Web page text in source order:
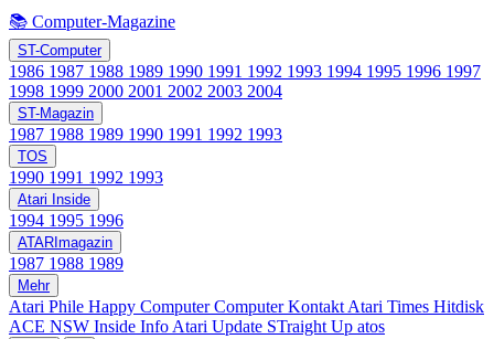
📚 Computer-Magazine
ST-Computer
1986 1987 1988 1989 1990 1991 1992 1993 1994 1995 1996 1997
1998 1999 2000 2001 2002 2003 2004
ST-Magazin
1987 1988 1989 1990 1991 1992 1993
TOS
1990 1991 1992 1993
Atari Inside
1994 1995 1996
ATARImagazin
1987 1988 1989
Mehr
Atari Phile Happy ComputerComputer Kontakt Atari Times Hitdisk
ACE NSW Inside Info Atari Update STraight Up atos